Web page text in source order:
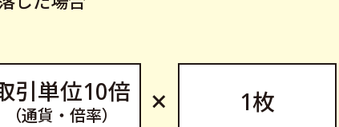
引単位10倍
（通貨・倍率） × 1枚